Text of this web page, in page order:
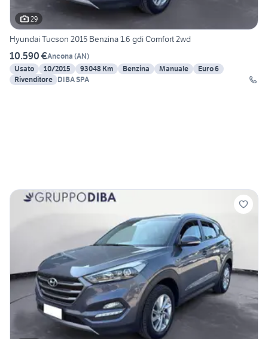
29
Hyundai Tucson 2015 Benzina 1.6 gdi Comfort 2wd
10.590 €Ancona (AN)
Usato
10/2015 93048 Km Benzina Manuale
Euro 6
Rivenditore DIBA SPA